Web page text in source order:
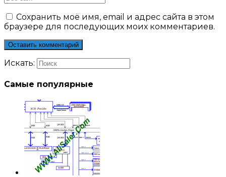
Сохранить моё имя, email и адрес сайта в этом
браузере для последующих моих комментариев.
Искать:
Самые популярные